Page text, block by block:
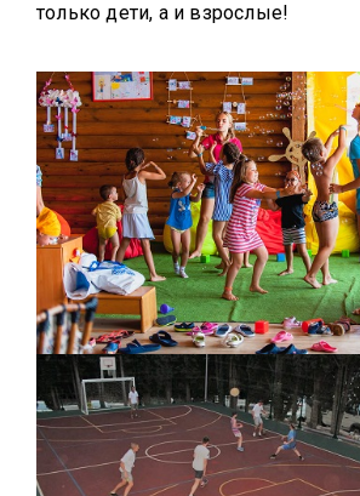
только дети, а и взрослые!